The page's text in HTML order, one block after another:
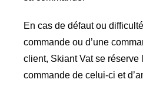
En cas de défaut ou
commande ou d’une
client, Skiant Vat se réserve
commande de celui-ci et